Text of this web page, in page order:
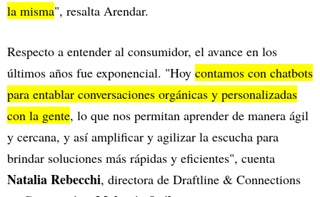
la misma", resalta Arendar.
Respecto a entender al consumidor, el avance en los
últimos años fue exponencial. "Hoy contamos con chatbots
para entablar conversaciones orgánicas y personalizadas
con la gente, lo que nos permitan aprender de manera ágil
y cercana, y así amplificar y agilizar la escucha para
brindar soluciones más rápidas y eficientes", cuenta
Natalia Rebecchi, directora de Draftline & Connections